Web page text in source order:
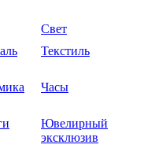
Свет
Текстиль
Часы
Ювелирный
эксклюзив